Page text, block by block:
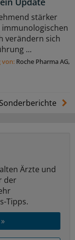
stärker
verändern sich
...
von: Roche Pharma AG,
Ärzte und
der
Tipps.